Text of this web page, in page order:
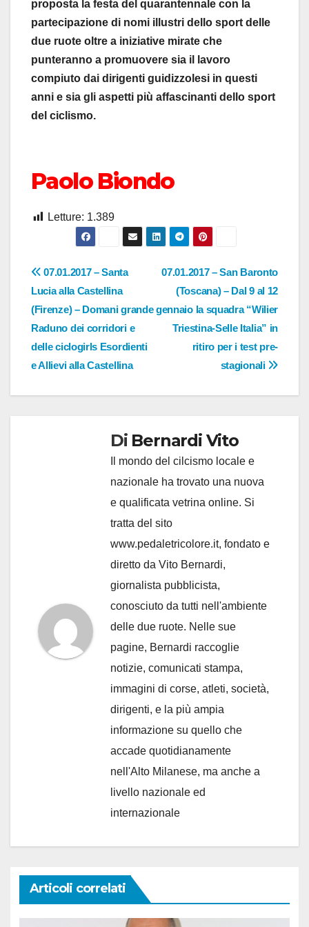
proposta la festa del quarantennale con la
partecipazione di nomi illustri dello sport delle
due ruote oltre a iniziative mirate che
punteranno a promuovere sia il lavoro
compiuto dai dirigenti guidizzolesi in questi
anni e sia gli aspetti più affascinanti dello sport
del ciclismo.
Paolo Biondo
Letture: 1.389
Navigazione
articoli
07.01.2017 – San Baronto
(Toscana) – Dal 9 al 12
gennaio la squadra “Wilier
Triestina-Selle Italia” in
ritiro per i test pre-
stagionali
07.01.2017 – Santa
Lucia alla Castellina
(Firenze) – Domani grande
Raduno dei corridori e
delle ciclogirls Esordienti
e Allievi alla Castellina
Di Bernardi Vito
Il mondo del cilcismo locale e
nazionale ha trovato una nuova
e qualificata vetrina online. Si
tratta del sito
www.pedaletricolore.it, fondato e
diretto da Vito Bernardi,
giornalista pubblicista,
conosciuto da tutti nell'ambiente
delle due ruote. Nelle sue
pagine, Bernardi raccoglie
notizie, comunicati stampa,
immagini di corse, atleti, società,
dirigenti, e la più ampia
informazione su quello che
accade quotidianamente
nell'Alto Milanese, ma anche a
livello nazionale ed
internazionale
Articoli correlati